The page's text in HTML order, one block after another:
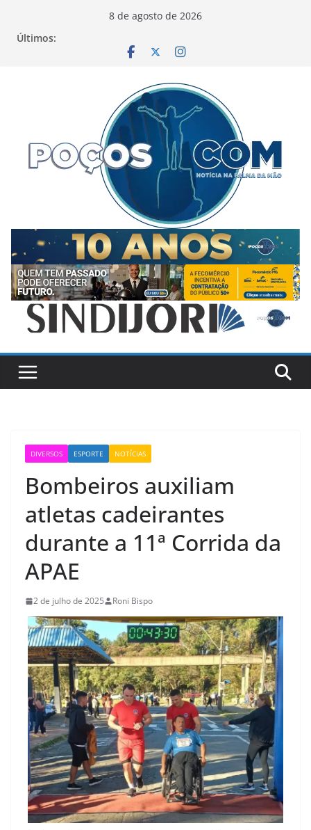
8 de agosto de 2026
Últimos:
DIVERSOS ESPORTE NOTÍCIAS
Bombeiros auxiliam
atletas cadeirantes
durante a 11ª Corrida da
APAE
2 de julho de 2025 Roni Bispo